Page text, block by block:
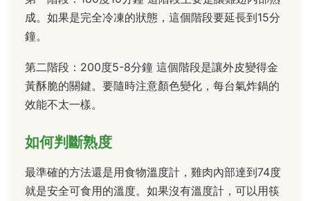
成。如果是完全冷凍的狀態，這個階段要延長到15分
鐘。
第二階段：200度5-8分鐘 這個階段是讓外皮變得金
黃酥脆的關鍵。要隨時注意顏色變化，每台氣炸鍋的
效能不太一樣。
如何判斷熟度
最準確的方法還是用食物溫度計，雞肉內部達到74度
就是安全可食用的溫度。如果沒有溫度計，可以用筷